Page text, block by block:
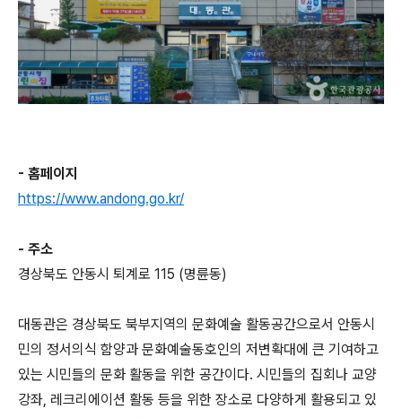
- 홈페이지
https://www.andong.go.kr/
- 주소
경상북도 안동시 퇴계로 115 (명륜동)
대동관은 경상북도 북부지역의 문화예술 활동공간으로서 안동시
민의 정서의식 함양과 문화예술동호인의 저변확대에 큰 기여하고
있는 시민들의 문화 활동을 위한 공간이다. 시민들의 집회나 교양
강좌, 레크리에이션 활동 등을 위한 장소로 다양하게 활용되고 있